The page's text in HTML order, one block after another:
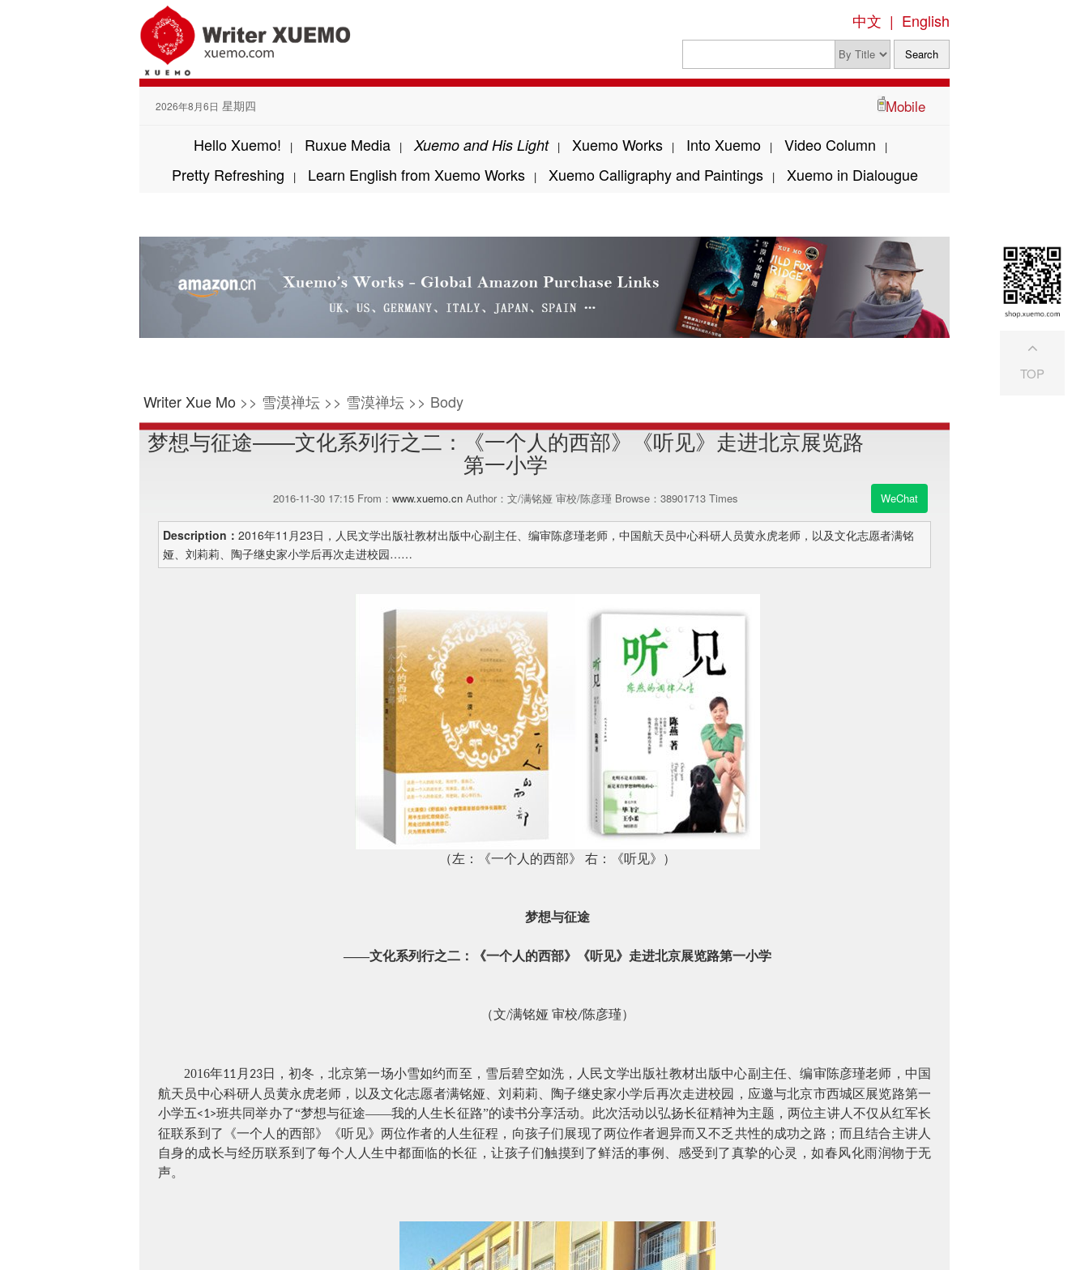
中文 | English
2026年8月6日 星期四 Mobile
Hello Xuemo! | Ruxue Media | Xuemo and His Light | Xuemo Works | Into Xuemo | Video Column |
Pretty Refreshing | Learn English from Xuemo Works | Xuemo Calligraphy and Paintings | Xuemo in Dialougue
Writer Xue Mo >> 雪漠禅坛 >> 雪漠禅坛 >> Body
梦想与征途——文化系列行之二：《一个人的西部》《听见》走进北京展览路
第一小学
2016-11-30 17:15 From： www.xuemo.cnAuthor：文/满铭娅 审校/陈彦瑾 Browse： 38901713Times WeChat
Description： 2016年11月23日，人民文学出版社教材出版中心副主任、编审陈彦瑾老师，中国航天员中心科研人员黄永虎老师，以及文化志愿者满铭
娅、刘莉莉、陶子继史家小学后再次走进校园……
（左：《一个人的西部》 右：《听见》）
梦想与征途
——文化系列行之二：《一个人的西部》《听见》走进北京展览路第一小学
（文/满铭娅 审校/陈彦瑾）
2016年11 月 23日，初冬，北京第一场小雪如约而至，雪后碧空如洗，人民文学出版社教材出版中心副主任、编审陈彦瑾老师，中国
航天员中心科研人员黄永虎老师，以及文化志愿者满铭娅、刘莉莉、陶子继史家小学后再次走进校园，应邀与北京市西城区展览路第一
小学五<1>班共同举办了“梦想与征途——我的人生长征路”的读书分享活动。此次活动以弘扬长征精神为主题，两位主讲人不仅从红军长
征联系到了《一个人的西部》《听见》两位作者的人生征程，向孩子们展现了两位作者迥异而又不乏共性的成功之路；而且结合主讲人
自身的成长与经历联系到了每个人人生中都面临的长征，让孩子们触摸到了鲜活的事例、感受到了真挚的心灵，如春风化雨润物于无
声。
TOP